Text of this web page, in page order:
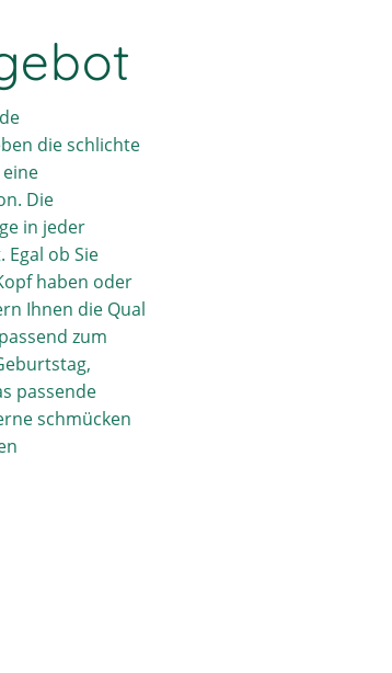
die schlichte
Die
in jeder
Egal ob Sie
haben oder
Ihnen die Qual
zum
passende
schmücken